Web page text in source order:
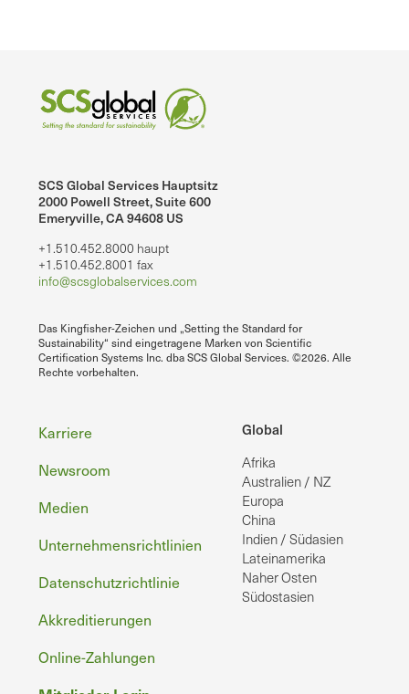
SCS Global Services Hauptsitz
2000 Powell Street, Suite 600
Emeryville, CA 94608 US
+1.510.452.8000 haupt
+1.510.452.8001 fax
info@scsglobalservices.com
Das Kingfisher-Zeichen und „Setting the Standard for
Sustainability“ sind eingetragene Marken von Scientific
Certification Systems Inc. dba SCS Global Services. ©2026. Alle
Rechte vorbehalten.
Global
Afrika
Australien / NZ
Europa
China
Indien / Südasien
Lateinamerika
Naher Osten
Südostasien
Fußzeile
Karriere
Newsroom
Medien
Unternehmensrichtlinien
Datenschutzrichtlinie
Akkreditierungen
Online-Zahlungen